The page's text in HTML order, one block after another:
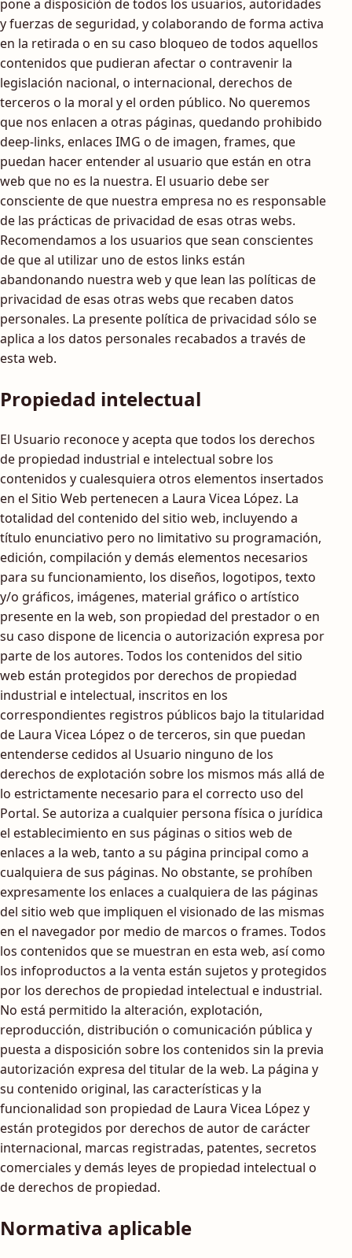
pone a disposición de todos los usuarios, autoridades
y fuerzas de seguridad, y colaborando de forma activa
en la retirada o en su caso bloqueo de todos aquellos
contenidos que pudieran afectar o contravenir la
legislación nacional, o internacional, derechos de
terceros o la moral y el orden público. No queremos
que nos enlacen a otras páginas, quedando prohibido
deep-links, enlaces IMG o de imagen, frames, que
puedan hacer entender al usuario que están en otra
web que no es la nuestra. El usuario debe ser
consciente de que nuestra empresa no es responsable
de las prácticas de privacidad de esas otras webs.
Recomendamos a los usuarios que sean conscientes
de que al utilizar uno de estos links están
abandonando nuestra web y que lean las políticas de
privacidad de esas otras webs que recaben datos
personales. La presente política de privacidad sólo se
aplica a los datos personales recabados a través de
esta web.
Propiedad intelectual
El Usuario reconoce y acepta que todos los derechos
de propiedad industrial e intelectual sobre los
contenidos y cualesquiera otros elementos insertados
en el Sitio Web pertenecen a Laura Vicea López. La
totalidad del contenido del sitio web, incluyendo a
título enunciativo pero no limitativo su programación,
edición, compilación y demás elementos necesarios
para su funcionamiento, los diseños, logotipos, texto
y/o gráficos, imágenes, material gráfico o artístico
presente en la web, son propiedad del prestador o en
su caso dispone de licencia o autorización expresa por
parte de los autores. Todos los contenidos del sitio
web están protegidos por derechos de propiedad
industrial e intelectual, inscritos en los
correspondientes registros públicos bajo la titularidad
de Laura Vicea López o de terceros, sin que puedan
entenderse cedidos al Usuario ninguno de los
derechos de explotación sobre los mismos más allá de
lo estrictamente necesario para el correcto uso del
Portal. Se autoriza a cualquier persona física o jurídica
el establecimiento en sus páginas o sitios web de
enlaces a la web, tanto a su página principal como a
cualquiera de sus páginas. No obstante, se prohíben
expresamente los enlaces a cualquiera de las páginas
del sitio web que impliquen el visionado de las mismas
en el navegador por medio de marcos o frames. Todos
los contenidos que se muestran en esta web, así como
los infoproductos a la venta están sujetos y protegidos
por los derechos de propiedad intelectual e industrial.
No está permitido la alteración, explotación,
reproducción, distribución o comunicación pública y
puesta a disposición sobre los contenidos sin la previa
autorización expresa del titular de la web. La página y
su contenido original, las características y la
funcionalidad son propiedad de Laura Vicea López y
están protegidos por derechos de autor de carácter
internacional, marcas registradas, patentes, secretos
comerciales y demás leyes de propiedad intelectual o
de derechos de propiedad.
Normativa aplicable